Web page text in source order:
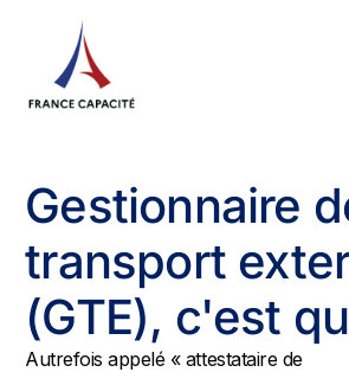
Gestionnaire
transport
(GTE), c'est
Autrefois appelé « attestataire de